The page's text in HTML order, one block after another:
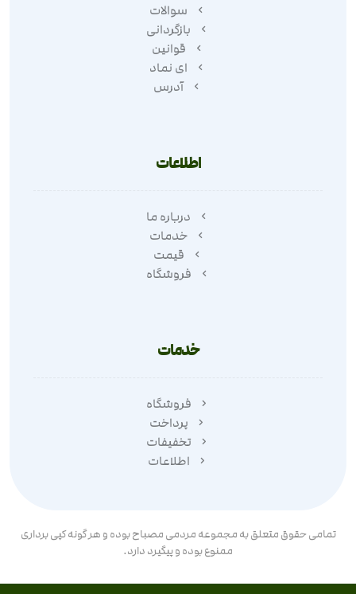
سوالات
بازگردانی
قوانین
ای نماد
آدرس
اطلاعات
درباره ما
خدمات
قیمت
فروشگاه
خدمات
فروشگاه
پرداخت
تخفیفات
اطلاعات
تمامی حقوق متعلق به مجموعه مردمی مصباح بوده و هر گونه کپی برداری
ممنوع بوده و پیگیرد دارد.